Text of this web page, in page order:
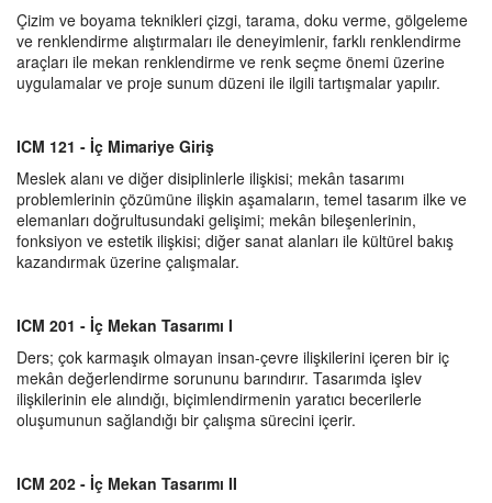
Çizim ve boyama teknikleri çizgi, tarama, doku verme, gölgeleme
ve renklendirme alıştırmaları ile deneyimlenir, farklı renklendirme
araçları ile mekan renklendirme ve renk seçme önemi üzerine
uygulamalar ve proje sunum düzeni ile ilgili tartışmalar yapılır.
ICM 121 - İç Mimariye Giriş
Meslek alanı ve diğer disiplinlerle ilişkisi; mekân tasarımı
problemlerinin çözümüne ilişkin aşamaların, temel tasarım ilke ve
elemanları doğrultusundaki gelişimi; mekân bileşenlerinin,
fonksiyon ve estetik ilişkisi; diğer sanat alanları ile kültürel bakış
kazandırmak üzerine çalışmalar.
ICM 201 - İç Mekan Tasarımı I
Ders; çok karmaşık olmayan insan-çevre ilişkilerini içeren bir iç
mekân değerlendirme sorununu barındırır. Tasarımda işlev
ilişkilerinin ele alındığı, biçimlendirmenin yaratıcı becerilerle
oluşumunun sağlandığı bir çalışma sürecini içerir.
ICM 202 - İç Mekan Tasarımı II